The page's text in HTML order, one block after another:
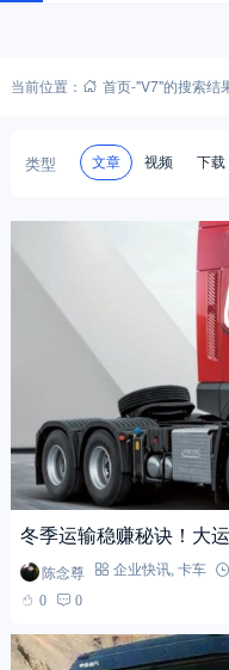
当前位置： 首页-"V7"的搜索结
类型 文章 视频 下载
冬季运输稳赚秘诀！大
陈念尊 企业快讯, 卡车
0
0